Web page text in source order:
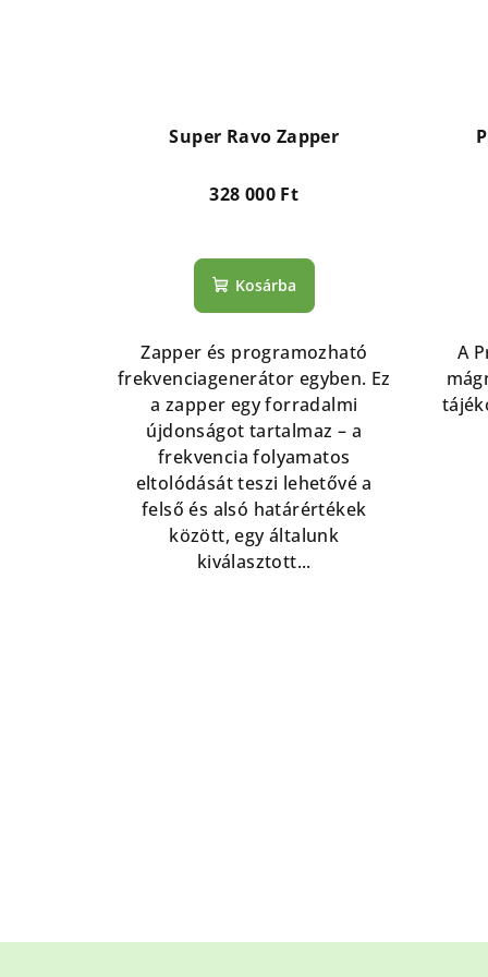
Super Ravo Zapper
328 000 Ft
Kosárba
Zapper és programozható
frekvenciagenerátor egyben. Ez
a zapper egy forradalmi
újdonságot tartalmaz – a
frekvencia folyamatos
eltolódását teszi lehetővé a
felső és alsó határértékek
között, egy általunk
kiválasztott...
A